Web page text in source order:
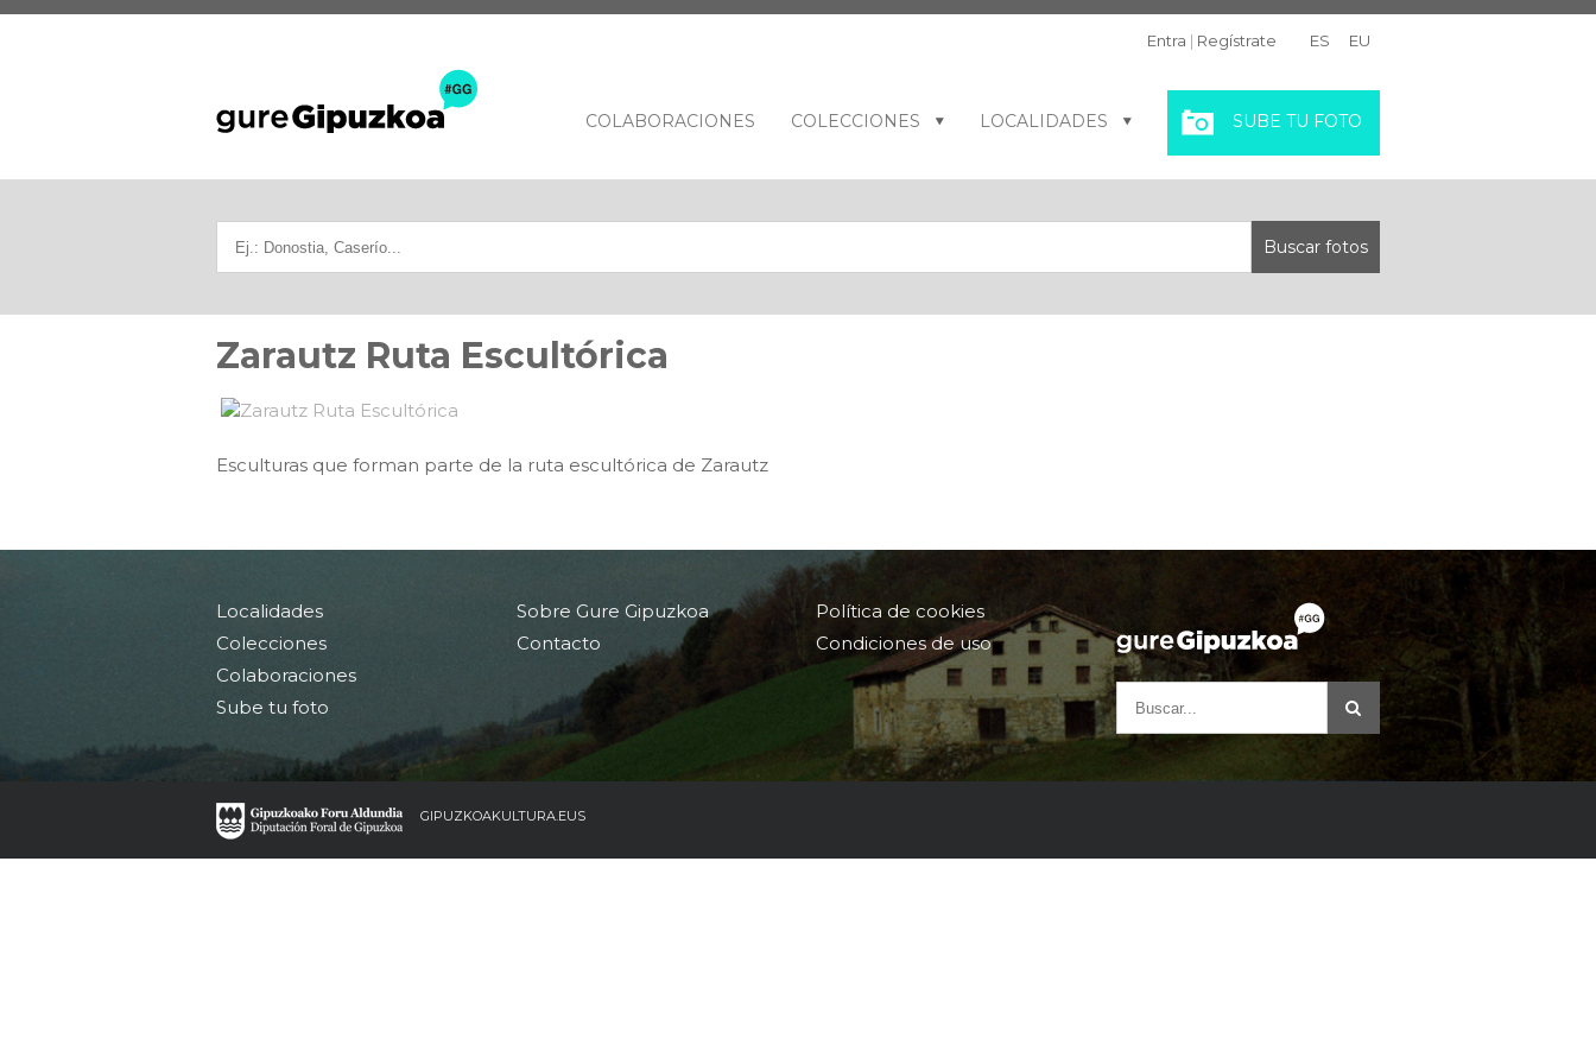
Entra | Regístrate ES EU
COLABORACIONES COLECCIONES LOCALIDADES SUBE TU FOTO
Zarautz Ruta Escultórica
Esculturas que forman parte de la ruta escultórica de Zarautz
Localidades
Colecciones
Colaboraciones
Sube tu foto
Sobre Gure Gipuzkoa
Contacto
Política de cookies
Condiciones de uso
GIPUZKOAKULTURA.EUS